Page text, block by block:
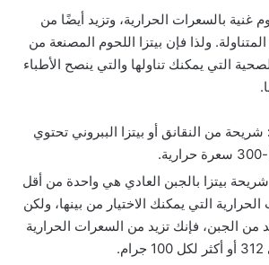
غنية بالسعرات الحرارية، وتزيد أيضًا من
ولذا فإن بيتزا اللحوم المصنعة من
التي يمكنك تناولها والتي ينصح الأطباء
شريحة من النقانق أو بيتزا الببروني تحتوي
شريحة بيتزا بالجبن العادي هي واحدة من أقل
التي يمكنك الاختيار من بينها، ولكن
من الجبن، فإنك تزيد من السعرات الحرارية